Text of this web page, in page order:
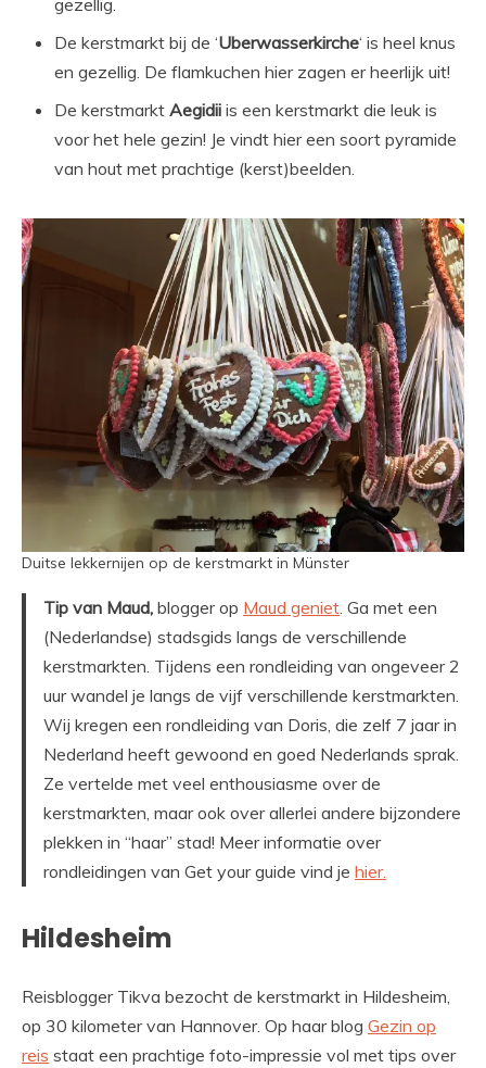
gezellig.
De kerstmarkt bij de ‘Uberwasserkirche‘ is heel knus
en gezellig. De flamkuchen hier zagen er heerlijk uit!
De kerstmarkt Aegidii is een kerstmarkt die leuk is
voor het hele gezin! Je vindt hier een soort pyramide
van hout met prachtige (kerst)beelden.
Duitse lekkernijen op de kerstmarkt in Münster
Tip van Maud, blogger op Maud geniet. Ga met een
(Nederlandse) stadsgids langs de verschillende
kerstmarkten. Tijdens een rondleiding van ongeveer 2
uur wandel je langs de vijf verschillende kerstmarkten.
Wij kregen een rondleiding van Doris, die zelf 7 jaar in
Nederland heeft gewoond en goed Nederlands sprak.
Ze vertelde met veel enthousiasme over de
kerstmarkten, maar ook over allerlei andere bijzondere
plekken in “haar” stad! Meer informatie over
rondleidingen van Get your guide vind je hier.
Hildesheim
Reisblogger Tikva bezocht de kerstmarkt in Hildesheim,
op 30 kilometer van Hannover. Op haar blog Gezin op
reis staat een prachtige foto-impressie vol met tips over